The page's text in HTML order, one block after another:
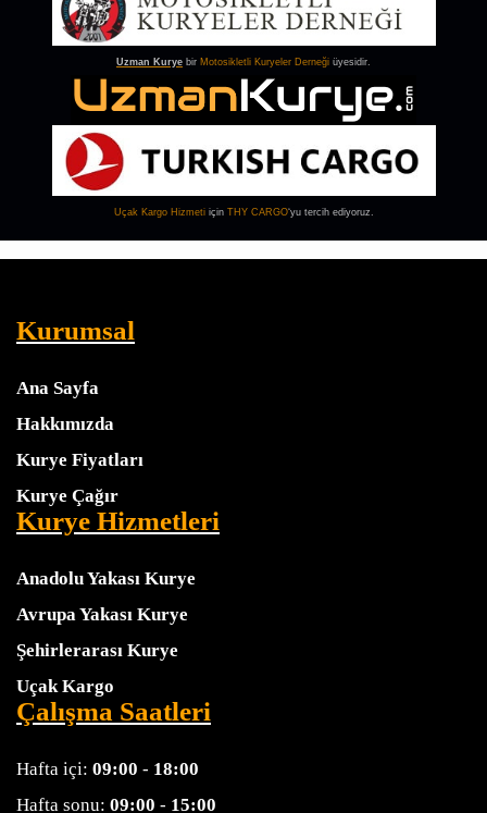
Uzman Kurye bir Motosikletli Kuryeler Derneği üyesidir.
Uçak KargoHizmeti için THY CARGO‘yu tercih ediyoruz.
Kurumsal
Ana Sayfa
Hakkımızda
Kurye Fiyatları
Kurye Çağır
Kurye Hizmetleri
Anadolu Yakası Kurye
Avrupa Yakası Kurye
Şehirlerarası Kurye
Uçak Kargo
Çalışma Saatleri
Hafta içi: 09:00 - 18:00
Hafta sonu: 09:00 - 15:00